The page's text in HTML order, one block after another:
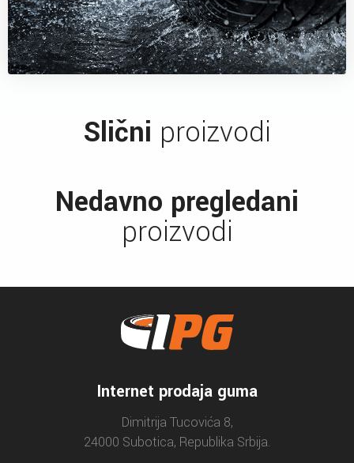
Slični proizvodi
Nedavno pregledani
proizvodi
Internet prodaja guma
Dimitrija Tucovića 8,
24000 Subotica, Republika Srbija.